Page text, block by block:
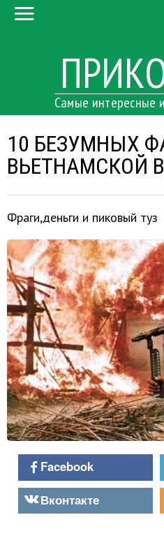
Самые интересные
10 БЕЗУМНЫХ
ВЬЕТНАМСКОЙ
Фраги,деньги и пиковый туз
Facebook
Вконтакте